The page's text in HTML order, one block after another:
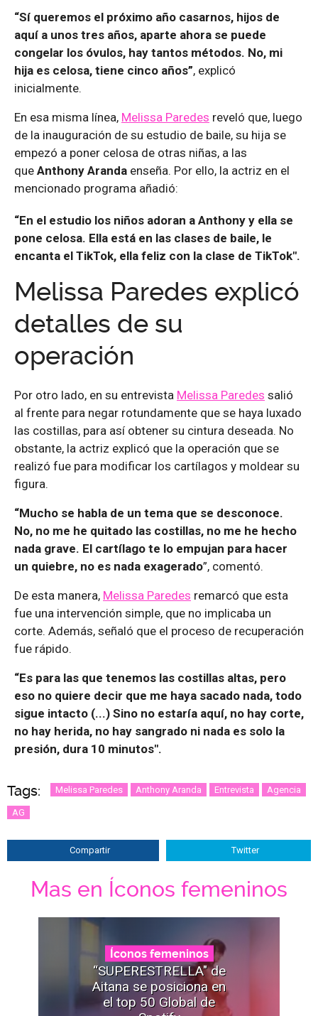
“Sí queremos el próximo año casarnos, hijos de
aquí a unos tres años, aparte ahora se puede
congelar los óvulos, hay tantos métodos. No, mi
hija es celosa, tiene cinco años”, explicó
inicialmente.
En esa misma línea, Melissa Paredes reveló que, luego
de la inauguración de su estudio de baile, su hija se
empezó a poner celosa de otras niñas, a las
que Anthony Aranda enseña. Por ello, la actriz en el
mencionado programa añadió:
“En el estudio los niños adoran a Anthony y ella se
pone celosa. Ella está en las clases de baile, le
encanta el TikTok, ella feliz con la clase de TikTok".
Melissa Paredes explicó
detalles de su
operación
Por otro lado, en su entrevista Melissa Paredes salió
al frente para negar rotundamente que se haya luxado
las costillas, para así obtener su cintura deseada. No
obstante, la actriz explicó que la operación que se
realizó fue para modificar los cartílagos y moldear su
figura.
“Mucho se habla de un tema que se desconoce.
No, no me he quitado las costillas, no me he hecho
nada grave. El cartílago te lo empujan para hacer
un quiebre, no es nada exagerado”, comentó.
De esta manera, Melissa Paredes remarcó que esta
fue una intervención simple, que no implicaba un
corte. Además, señaló que el proceso de recuperación
fue rápido.
“Es para las que tenemos las costillas altas, pero
eso no quiere decir que me haya sacado nada, todo
sigue intacto (...) Sino no estaría aquí, no hay corte,
no hay herida, no hay sangrado ni nada es solo la
presión, dura 10 minutos".
Tags: Melissa Paredes Anthony Aranda Entrevista Agencia
AG
Compartir Twitter
Mas en Íconos femeninos
Íconos femeninos
“SUPERESTRELLA" de
Aitana se posiciona en
el top 50 Global de